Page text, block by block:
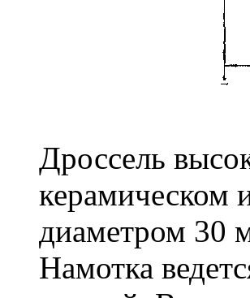
Дроссель
керамическом
диаметром
Намотка